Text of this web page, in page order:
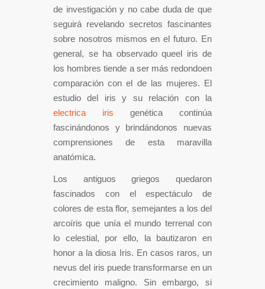
de investigación y no cabe duda de que
seguirá revelando secretos fascinantes
sobre nosotros mismos en el futuro. En
general, se ha observado queel iris de
los hombres tiende a ser más redondoen
comparación con el de las mujeres. El
estudio del iris y su relación con la
electrica iris genética continúa
fascinándonos y brindándonos nuevas
comprensiones de esta maravilla
anatómica.
Los antiguos griegos quedaron
fascinados con el espectáculo de
colores de esta flor, semejantes a los del
arcoíris que unía el mundo terrenal con
lo celestial, por ello, la bautizaron en
honor a la diosa Iris. En casos raros, un
nevus del iris puede transformarse en un
crecimiento maligno. Sin embargo, si